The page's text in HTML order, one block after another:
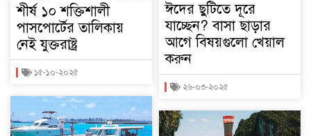
শীর্ষ ১০ শক্তিশালী
পাসপোর্টের তালিকায়
নেই যুক্তরাষ্ট্র
১৫-১০-২০২৫
ঈদের ছুটিতে দূরে
যাচ্ছেন? বাসা ছাড়ার
আগে বিষয়গুলো খেয়াল
করুন
২৬-০৩-২০২৫